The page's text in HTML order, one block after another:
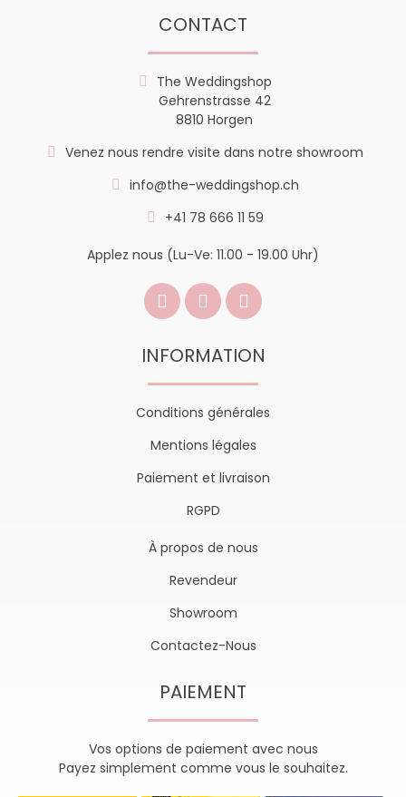
CONTACT
The Weddingshop
Gehrenstrasse 42
8810 Horgen
Venez nous rendre visite dans notre showroom
info@the-weddingshop.ch
+41 78 666 11 59
Applez nous (Lu-Ve: 11.00 - 19.00 Uhr)
INFORMATION
Conditions générales
Mentions légales
Paiement et livraison
RGPD
À propos de nous
Revendeur
Showroom
Contactez-Nous
PAIEMENT
Vos options de paiement avec nous
Payez simplement comme vous le souhaitez.